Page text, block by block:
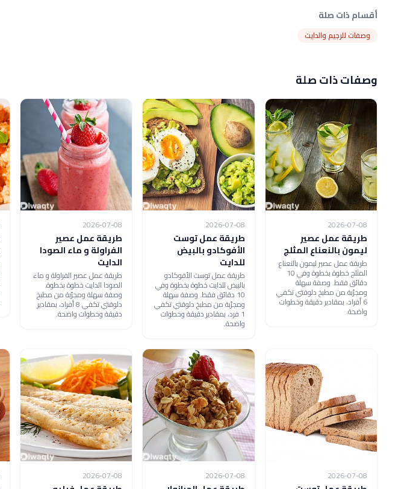
أقسام ذات صلة
وصفات للرجيم والدايت
وصفات ذات صلة
2026-07-08
طريقة عمل عصير
ليمون بالنعناع المثلج
طريقة عمل عصير ليمون بالنعناع
المثلج خطوة بخطوة وفي 10
دقائق فقط. وصفة سهلة
ومجرّبة من مطبخ دلوقتي تكفي
6 أفراد، بمقادير دقيقة وخطوات
واضحة.
2026-07-08
طريقة عمل توست
الأفوكادو بالبيض
للدايت
طريقة عمل توست الأفوكادو
بالبيض للدايت خطوة بخطوة وفي
10 دقائق فقط. وصفة سهلة
ومجرّبة من مطبخ دلوقتي تكفي
1 فرد، بمقادير دقيقة وخطوات
واضحة.
2026-07-08
طريقة عمل عصير
الفراولة و ماء الصودا
الدايت
طريقة عمل عصير الفراولة و ماء
الصودا الدايت خطوة بخطوة.
وصفة سهلة ومجرّبة من مطبخ
دلوقتي تكفي 8 أفراد، بمقادير
دقيقة وخطوات واضحة.
2026-07-08
2026-07-08
2026-07-08